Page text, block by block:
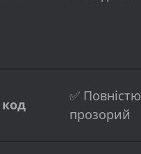
✅ Повністю
прозорий